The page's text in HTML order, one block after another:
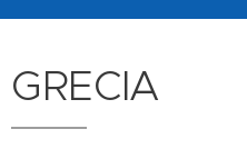
GRECIA